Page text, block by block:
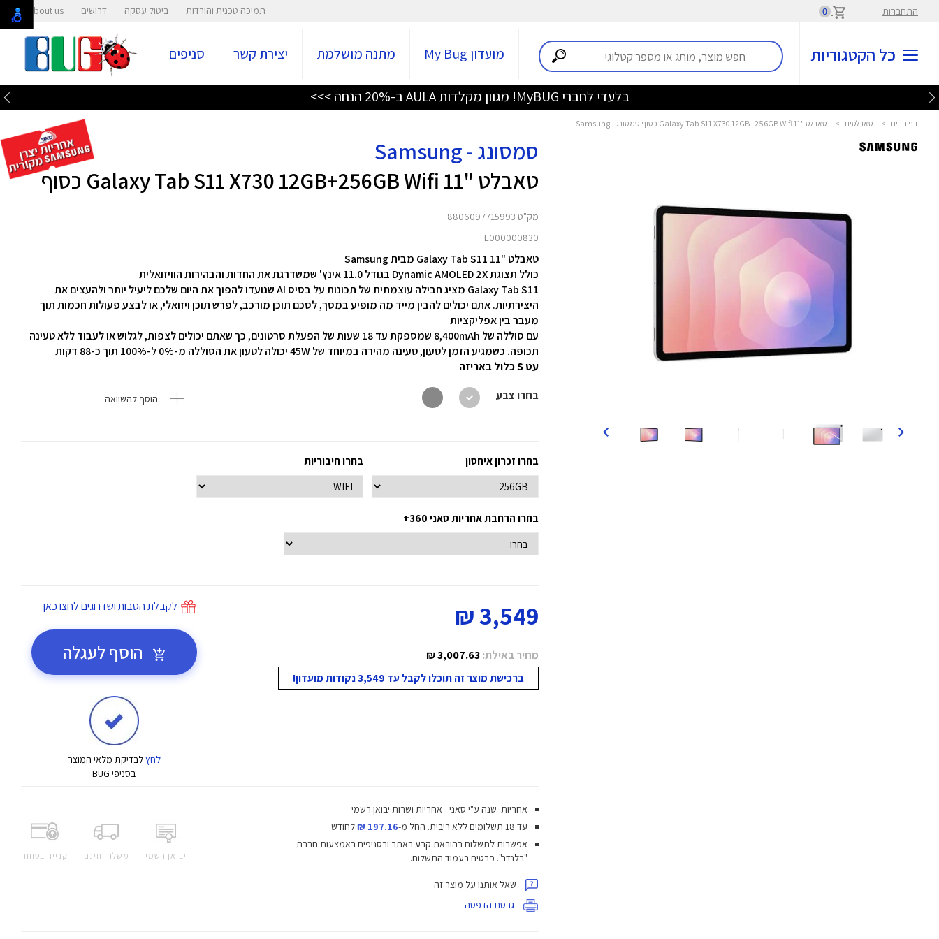
התחברות 0 תמיכה טכנית והורדות ביטול עסקה דרושים About us
כל הקטגוריות מועדון My Bug מתנה מושלמת יצירת קשר סניפים
בלעדי לחברי MyBUG! מגוון מקלדות AULA ב-20% הנחה >>>
דף הבית > טאבלטים > טאבלט "11 Galaxy Tab S11 X730 12GB+256GB Wifi כסוף סמסונג - Samsung
סמסונג - Samsung
טאבלט "11 Galaxy Tab S11 X730 12GB+256GB Wifi כסוף
מק"ט 8806097715993
E000000830
טאבלט "11 Galaxy Tab S11 מבית Samsung
כולל תצוגת Dynamic AMOLED 2X בגודל 11.0 אינץ' שמשדרגת את החדות והבהירות הוויזואלית
Galaxy Tab S11 מציג חבילה עוצמתית של תכונות על בסיס AI שנועדו להפוך את היום שלכם ליעיל יותר ולהעצים את
היצירתיות. אתם יכולים להבין מייד מה מופיע במסך, לסכם תוכן מורכב, לפרש תוכן ויזואלי, או לבצע פעולות חכמות תוך
מעבר בין אפליקציות
עם סוללה של 8,400mAh שמספקת עד 18 שעות של הפעלת סרטונים, כך שאתם יכולים לצפות, לגלוש או לעבוד ללא טעינה
תכופה. כשמגיע הזמן לטעון, טעינה מהירה במיוחד של 45W יכולה לטעון את הסוללה מ-0% ל-100% תוך כ-88 דקות
עט S כלול באריזה
בחרו צבע
הוסף להשוואה
בחרו זכרון איחסון בחרו חיבוריות
בחרו הרחבת אחריות סאני 360+
3,549 ₪
מחיר באילת:3,007.63 ₪
ברכישת מוצר זה תוכלו לקבל עד 3,549 נקודות מועדון!
לקבלת הטבות ושדרוגים לחצו כאן
הוסף לעגלה
לחץלבדיקת מלאי המוצר
בסניפי BUG
יבואן רשמי משלוח חינם קנייה בטוחה
אחריות: שנה ע"י סאני - אחריות ושרות יבואן רשמי
עד 18 תשלומים ללא ריבית.
החל מ-197.16 ₪
לחודש.
אפשרות לתשלום בהוראת קבע באתר ובסניפים באמצעות חברת
"בלנדר". פרטים בעמוד התשלום.
שאל אותנו על מוצר זה
גרסת הדפסה